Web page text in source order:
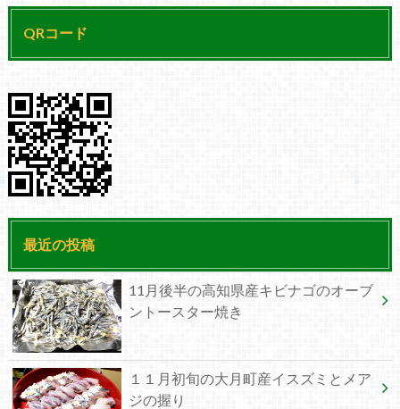
QRコード
最近の投稿
11月後半の高知県産キビナゴのオーブ
ントースター焼き
１１月初旬の大月町産イスズミとメア
ジの握り